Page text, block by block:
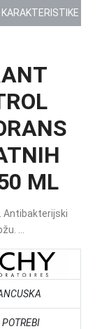
KARAKTERISTIKE
ML
Antibakterijski
...
POTREBI